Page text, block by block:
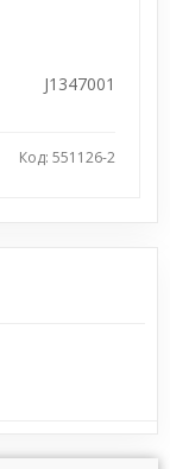
J1347001
Код: 551126-2